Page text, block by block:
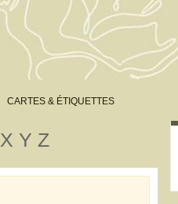
CARTES & ÉTIQUETTES
X Y Z